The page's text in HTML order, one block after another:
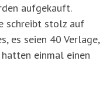
aufgekauft.
schreibt stolz auf
es seien 40 Verlage,
einmal einen